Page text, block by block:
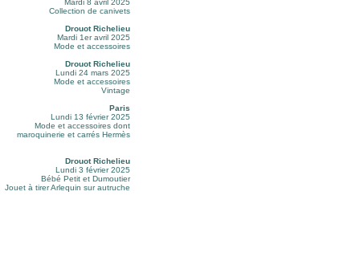
Mardi 8 avril 2025
Collection de canivets
Drouot Richelieu
Mardi 1er avril 2025
Mode et accessoires
Drouot Richelieu
Lundi 24 mars 2025
Mode et accessoires
Vintage
Paris
Lundi 13 février 2025
Mode et accessoires dont
maroquinerie et carrés Hermès
Drouot Richelieu
Lundi 3 février 2025
Bébé Petit et Dumoutier
Jouet à tirer Arlequin sur autruche